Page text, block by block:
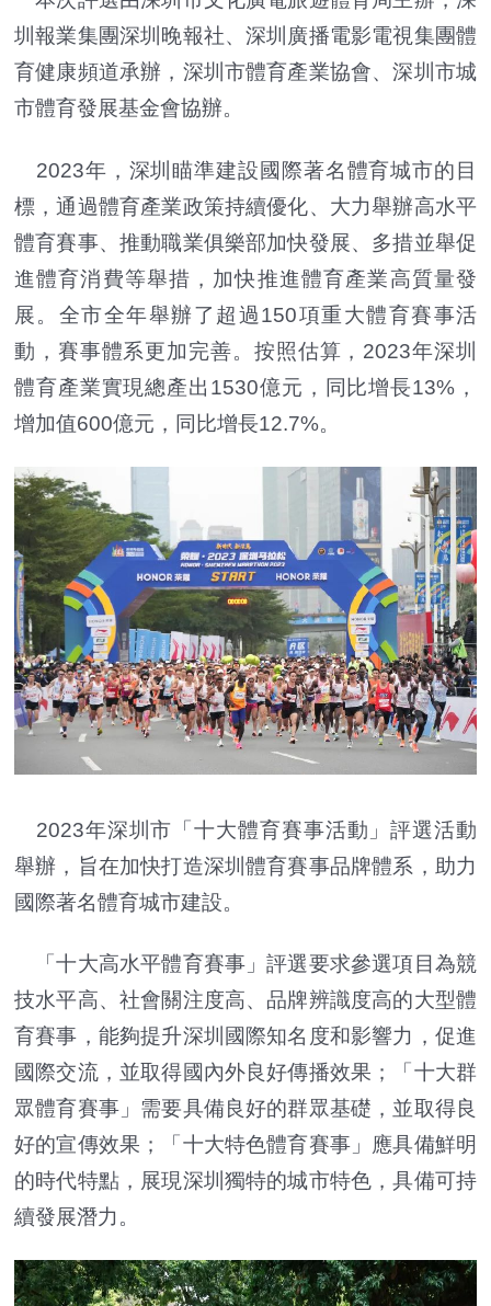
圳報業集團深圳晚報社、深圳廣播電影電視集團體
育健康頻道承辦，深圳市體育產業協會、深圳市城
市體育發展基金會協辦。
2023年，深圳瞄準建設國際著名體育城市的目
標，通過體育產業政策持續優化、大力舉辦高水平
體育賽事、推動職業俱樂部加快發展、多措並舉促
進體育消費等舉措，加快推進體育產業高質量發
展。全市全年舉辦了超過150項重大體育賽事活
動，賽事體系更加完善。按照估算，2023年深圳
體育產業實現總產出1530億元，同比增長13%，
增加值600億元，同比增長12.7%。
2023年深圳市「十大體育賽事活動」評選活動
舉辦，旨在加快打造深圳體育賽事品牌體系，助力
國際著名體育城市建設。
「十大高水平體育賽事」評選要求參選項目為競
技水平高、社會關注度高、品牌辨識度高的大型體
育賽事，能夠提升深圳國際知名度和影響力，促進
國際交流，並取得國內外良好傳播效果；「十大群
眾體育賽事」需要具備良好的群眾基礎，並取得良
好的宣傳效果；「十大特色體育賽事」應具備鮮明
的時代特點，展現深圳獨特的城市特色，具備可持
續發展潛力。